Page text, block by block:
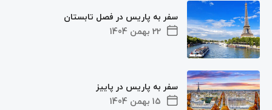
22 بهمن 1404
سفر به پاریس در فصل تابستان
15 بهمن 1404
سفر به پاریس در پاییز